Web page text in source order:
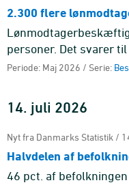
2.300 flere
personer. Det svarer
havde 3.087.900
Periode: Maj 2026 / Serie:
14. juli 2026
Nyt fra Danmarks Statistik /
Halvdelen af
46 pct. af